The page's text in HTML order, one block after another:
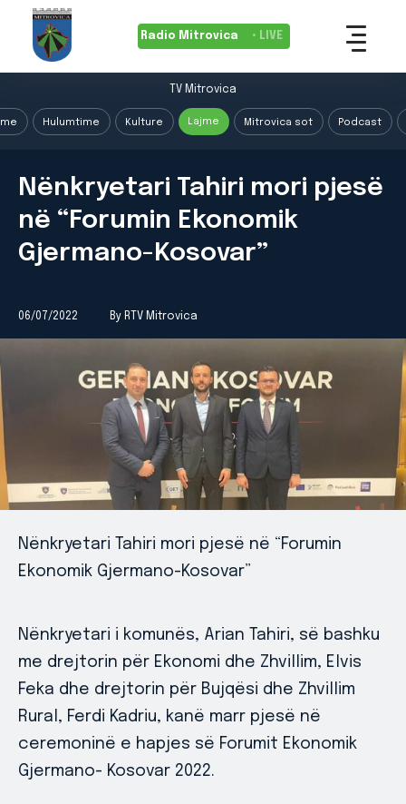
Radio Mitrovica • LIVE
TV Mitrovica
Hulumtime Kulture Lajme Mitrovica sot Podcast
Nënkryetari Tahiri mori pjesë
në “Forumin Ekonomik
Gjermano-Kosovar”
06/07/2022 By RTV Mitrovica
Nënkryetari Tahiri mori pjesë në “Forumin
Ekonomik Gjermano-Kosovar”
Nënkryetari i komunës, Arian Tahiri, së bashku
me drejtorin për Ekonomi dhe Zhvillim, Elvis
Feka dhe drejtorin për Bujqësi dhe Zhvillim
Rural, Ferdi Kadriu, kanë marr pjesë në
ceremoninë e hapjes së Forumit Ekonomik
Gjermano- Kosovar 2022.